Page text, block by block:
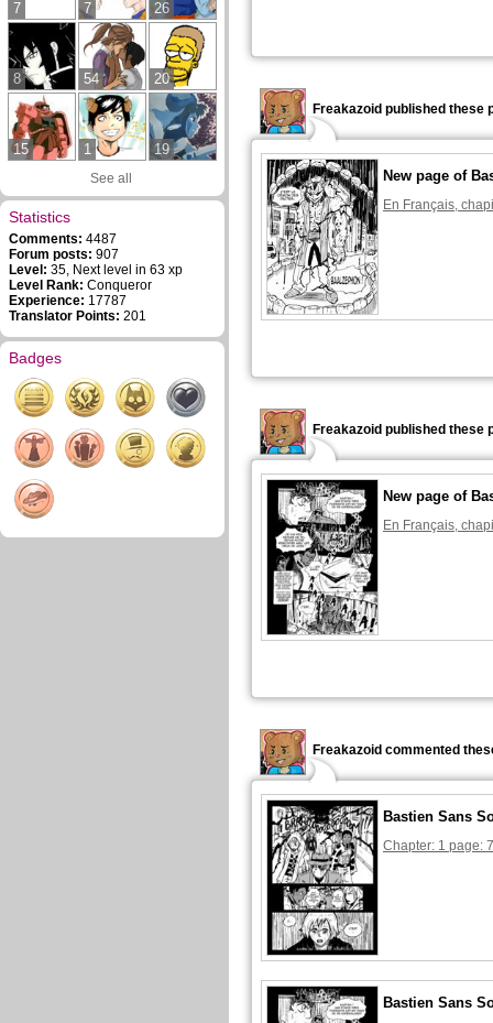
7 7 26
8 54 20
15 1 19
See all
Statistics
Comments: 4487
Forum posts: 907
Level: 35, Next level in 63 xp
Level Rank: Conqueror
Experience: 17787
Translator Points: 201
Badges
Freakazoid published these
New page of
En Français,
Freakazoid published these
New page of
En Français,
Freakazoid commented
Bastien Sans
Chapter: 1 page:
Bastien Sans